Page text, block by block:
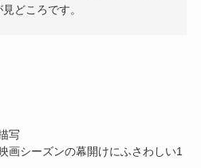
どころです。
写
画シーズンの幕開けにふさわしい1